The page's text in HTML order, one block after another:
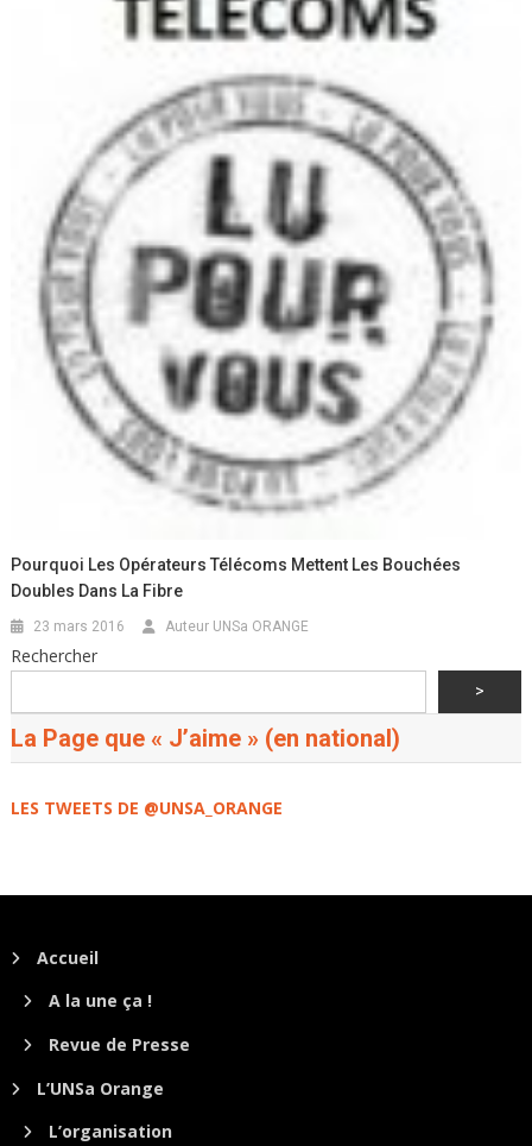
Pourquoi Les Opérateurs Télécoms Mettent Les Bouchées
Doubles Dans La Fibre
23 mars 2016 Auteur UNSa ORANGE
Rechercher
>
La Page que « J’aime » (en national)
LES TWEETS DE @UNSA_ORANGE
Accueil
A la une ça !
Revue de Presse
L’UNSa Orange
L’organisation